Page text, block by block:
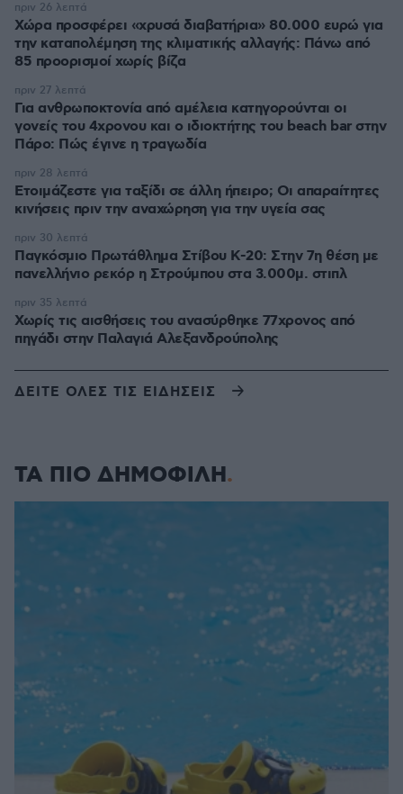
Χώρα προσφέρει «χρυσά διαβατήρια» 80.000 ευρώ για
την καταπολέμηση της κλιματικής αλλαγής: Πάνω από
85 προορισμοί χωρίς βίζα
πριν 26 λεπτά
Για ανθρωποκτονία από αμέλεια κατηγορούνται οι
γονείς του 4χρονου και ο ιδιοκτήτης του beach bar στην
Πάρο: Πώς έγινε η τραγωδία
πριν 27 λεπτά
Ετοιμάζεστε για ταξίδι σε άλλη ήπειρο; Οι απαραίτητες
κινήσεις πριν την αναχώρηση για την υγεία σας
πριν 28 λεπτά
Παγκόσμιο Πρωτάθλημα Στίβου Κ-20: Στην 7η θέση με
πανελλήνιο ρεκόρ η Στρούμπου στα 3.000μ. στιπλ
πριν 30 λεπτά
Χωρίς τις αισθήσεις του ανασύρθηκε 77χρονος από
πηγάδι στην Παλαγιά Αλεξανδρούπολης
πριν 35 λεπτά
ΔΕΙΤΕ ΟΛΕΣ ΤΙΣ ΕΙΔΗΣΕΙΣ
ΤΑ ΠΙΟ ΔΗΜΟΦΙΛΗ